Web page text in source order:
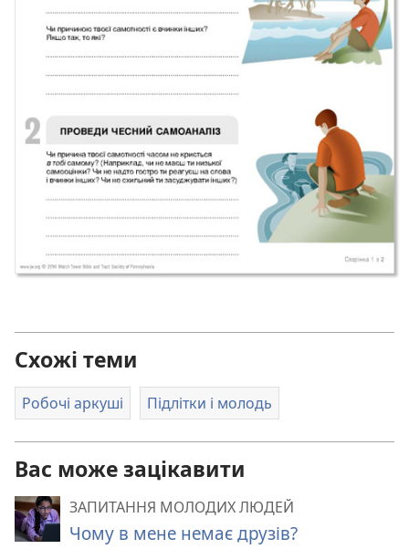
Схожі теми
Робочі аркуші Підлітки і молодь
Вас може зацікавити
ЗАПИТАННЯ МОЛОДИХ ЛЮДЕЙ
Чому в мене немає друзів?